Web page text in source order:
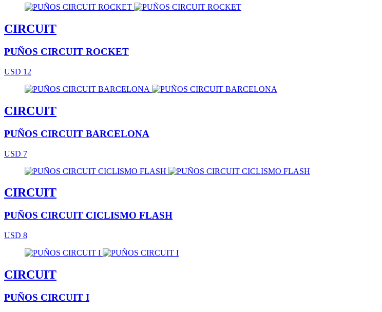
CIRCUIT
PUÑOS CIRCUIT ROCKET
USD 12
CIRCUIT
PUÑOS CIRCUIT BARCELONA
USD 7
CIRCUIT
PUÑOS CIRCUIT CICLISMO FLASH
USD 8
CIRCUIT
PUÑOS CIRCUIT I